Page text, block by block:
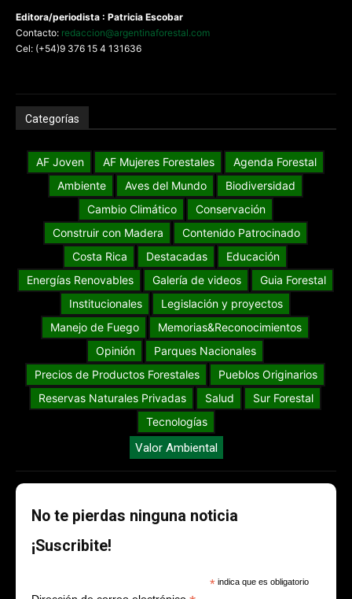
Editora/periodista : Patricia Escobar
Contacto: redaccion@argentinaforestal.com
Cel: (+54)9 376 15 4 131636
Categorías
AF Joven AF Mujeres Forestales
Agenda Forestal
Ambiente
Aves del Mundo
Biodiversidad
Cambio Climático
Conservación
Construir con Madera
Contenido Patrocinado
Costa Rica
Destacadas
Educación
Energías Renovables
Galería de videos
Guia Forestal
Institucionales
Legislación y proyectos
Manejo de Fuego
Memorias&Reconocimientos
Opinión
Parques Nacionales
Precios de Productos Forestales
Pueblos Originarios
Reservas Naturales Privadas
Salud
Sur Forestal
Tecnologías
Valor Ambiental
No te pierdas ninguna noticia
¡Suscribite!
* indica que es obligatorio